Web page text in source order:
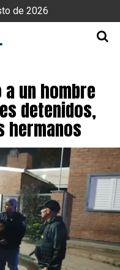
de 2026
un hombre
detenidos,
hermanos